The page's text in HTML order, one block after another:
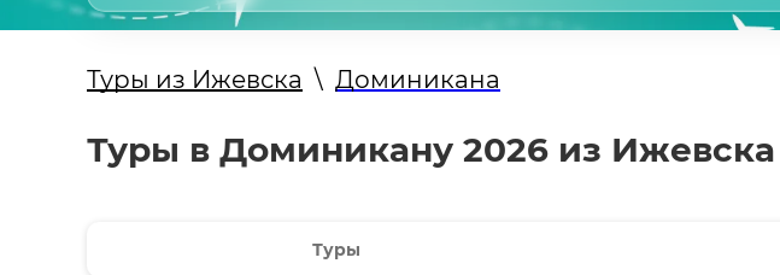
Туры из Ижевска \ Доминикана
Туры в Доминикану 2026 из Ижевска
Туры